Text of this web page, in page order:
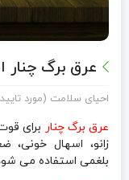
عرق برگ چنار
احیای سلامت (مورد تایید
عرق برگ چنار برای
زانو، اسهال
بلغمی استفاده می